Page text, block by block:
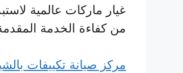
غيار ماركات عالمية
من كفاءة الخدمة
مركز صيانة تكييفات